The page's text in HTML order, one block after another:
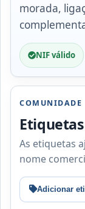
morada,
NIF válido
COMUNIDADE
As etiquetas
nome
Adicionar